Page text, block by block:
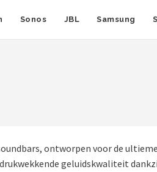
Sonos JBL Samsung
ontworpen voor de
geluidskwaliteit